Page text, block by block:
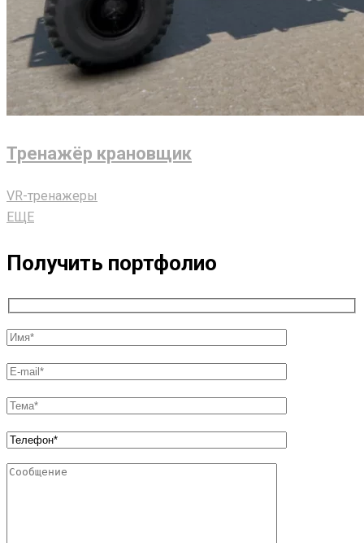
Тренажёр крановщик
VR-тренажеры
ЕЩЕ
Получить портфолио